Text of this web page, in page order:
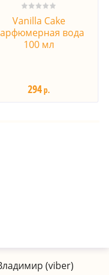
Vanilla Cake
вода
100 мл
294р.
(viber)